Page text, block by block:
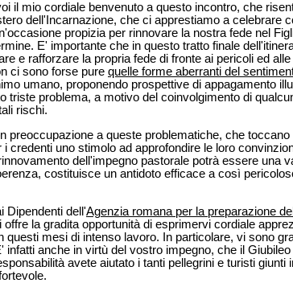
il mio cordiale benvenuto a questo incontro, che
dell'Incarnazione, che ci apprestiamo a celebrare
propizia per rinnovare la nostra fede nel
E' importante che in questo tratto finale
e rafforzare la propria fede di fronte ai pericoli ed
ci sono forse pure quelle forme aberranti del
umano, proponendo prospettive di appagamento
triste problema, a motivo del coinvolgimento di
rischi.
preoccupazione a queste problematiche, che
credenti uno stimolo ad approfondire le loro
dell'impegno pastorale potrà essere una
costituisce un antidoto efficace a così
Dipendenti dell'Agenzia romana per la preparazione
la gradita opportunità di esprimervi cordiale
questi mesi di intenso lavoro. In particolare, vi sono
infatti anche in virtù del vostro impegno, che il
avete aiutato i tanti pellegrini e turisti giunti